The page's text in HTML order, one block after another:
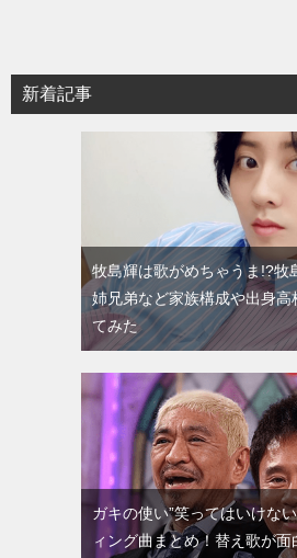
新着記事
牧島輝は歌がめちゃうま!?牧
姉兄弟など家族構成や出身高
てみた
ガキの使い”笑ってはいけな
ィング曲まとめ！替え歌が